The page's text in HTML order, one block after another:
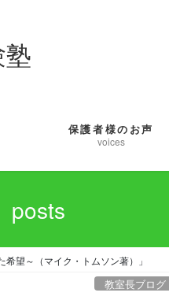
保護者様のお声
voices
posts
望～（マイク・トムソン著）」
教室長ブログ